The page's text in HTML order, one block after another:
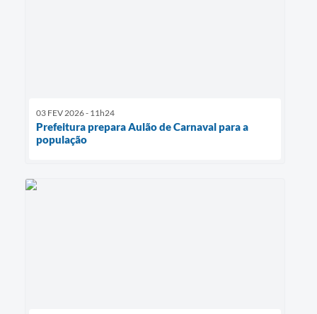
03 FEV 2026 - 11h24
Prefeitura prepara Aulão de Carnaval para a
população